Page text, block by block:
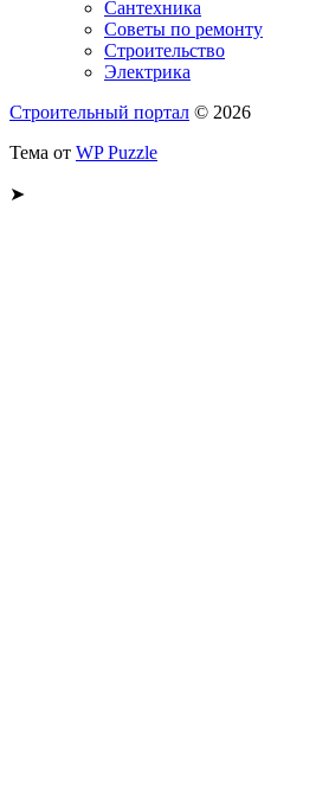
Сантехника
Советы по ремонту
Строительство
Электрика
Строительный портал © 2026
Тема от WP Puzzle
➤